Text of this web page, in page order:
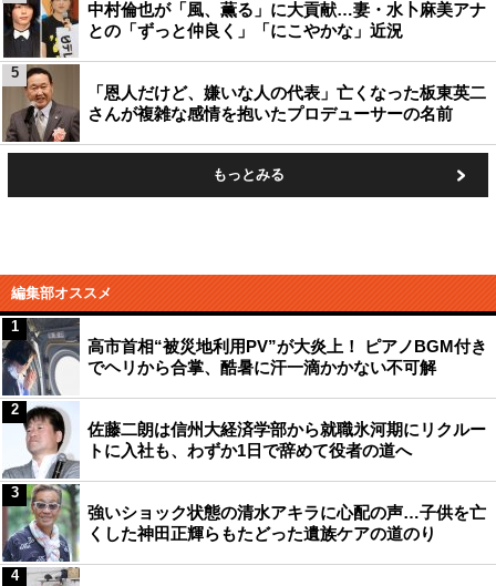
中村倫也が「風、薫る」に大貢献…妻・水卜麻美アナ
との「ずっと仲良く」「にこやかな」近況
「恩人だけど、嫌いな人の代表」亡くなった板東英二
さんが複雑な感情を抱いたプロデューサーの名前
5
もっとみる
編集部オススメ
高市首相“被災地利用PV”が大炎上！ ピアノBGM付き
でヘリから合掌、酷暑に汗一滴かかない不可解
1
佐藤二朗は信州大経済学部から就職氷河期にリクルー
トに入社も、わずか1日で辞めて役者の道へ
2
強いショック状態の清水アキラに心配の声…子供を亡
くした神田正輝らもたどった遺族ケアの道のり
3
4